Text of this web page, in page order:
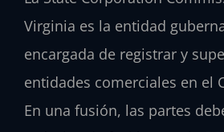
Virginia es la entidad
encargada de registrar y
entidades comerciales en el
En una fusión, las partes